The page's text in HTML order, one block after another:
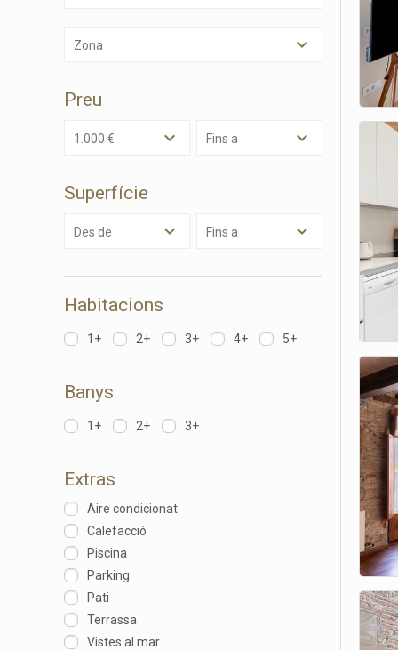
Zona
Preu
1.000 € Fins a
Superfície
Des de Fins a
Habitacions
1+ 2+ 3+ 4+ 5+
Banys
1+ 2+ 3+
Extras
Aire condicionat
Calefacció
Piscina
Parking
Pati
Terrassa
Vistes al mar
de les
La
de
dels
l'usuari.